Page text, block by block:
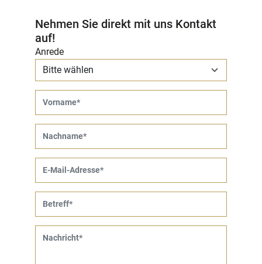
Nehmen Sie direkt mit uns Kontakt
auf!
Anrede
Nachname
E-Mail-Adresse
Nachricht